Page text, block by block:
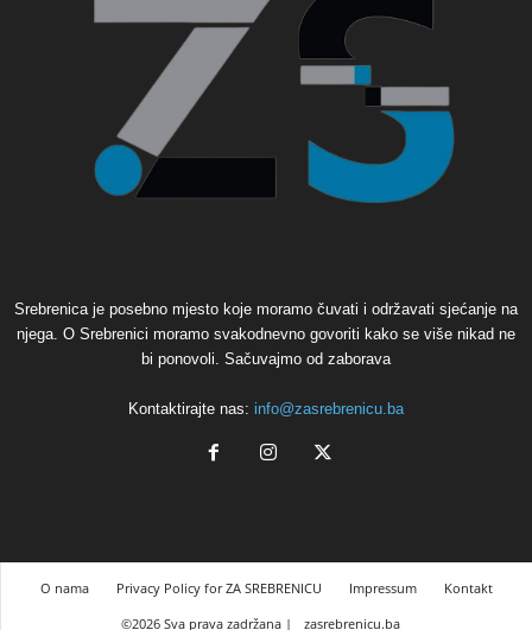
Srebrenica je posebno mjesto koje moramo čuvati i održavati sjećanje na
njega. O Srebrenici moramo svakodnevno govoriti kako se više nikad ne
bi ponovoli. Sačuvajmo od zaborava
Kontaktirajte nas: info@zasrebrenicu.ba
O nama Privacy Policy for ZA SREBRENICU Impressum
Kontakt
©2026 Sva prava zadržana |
zasrebrenicu.ba